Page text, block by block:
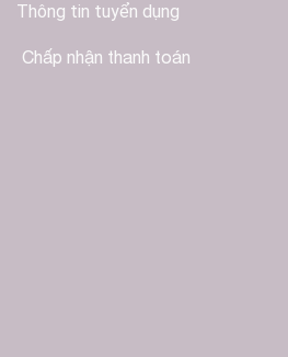
Thông tin tuyển dụng
Chấp nhận thanh toán